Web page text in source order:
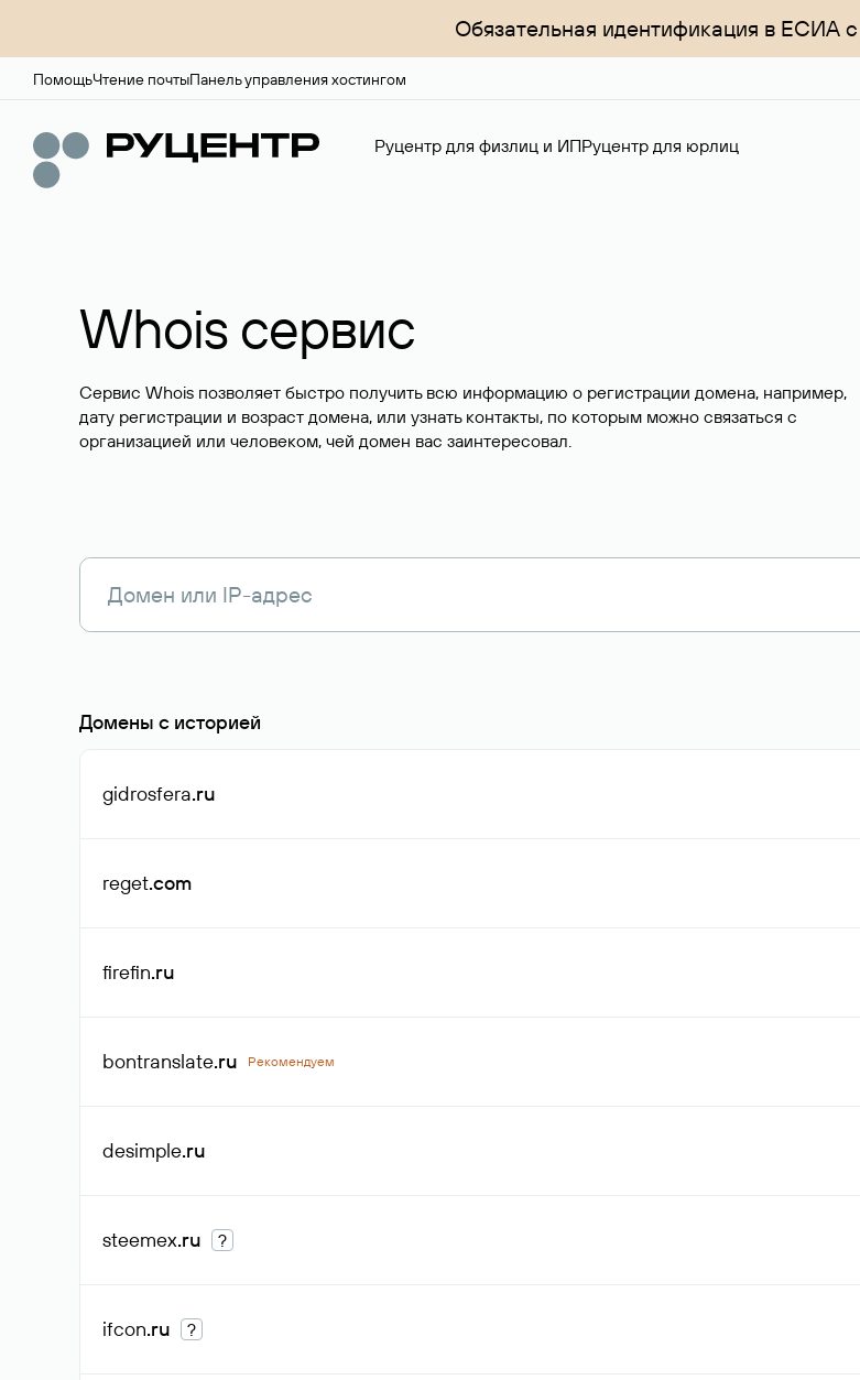
Обязательная идентификация в ЕСИА
ПомощьЧтение почтыПанель управления хостингом
Руцентр для физлиц и ИПРуцентр для юрлиц
Whois сервис
Сервис Whois позволяет быстро получить всю информацию о регистрации домена, например,
дату регистрации и возраст домена, или узнать контакты, по которым можно связаться с
организацией или человеком, чей домен вас заинтересовал.
Домены с историей
gidrosfera.ru
reget.com
firefin.ru
bontranslate.ru Рекомендуем
desimple.ru
steemex.ru ?
ifcon.ru ?